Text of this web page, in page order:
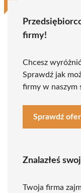
firmy!
Chcesz
Sprawdź jak
firmy w naszym
Sprawdź
Znalazłeś
Twoja firma